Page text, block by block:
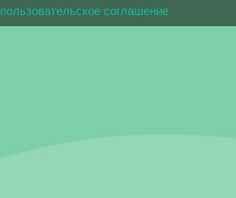
пользовательское соглашение